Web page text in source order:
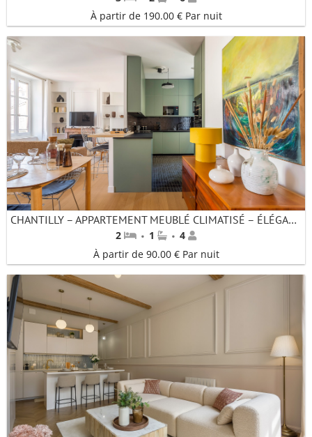
À partir de 190.00 € Par nuit
CHANTILLY – APPARTEMENT MEUBLÉ CLIMATISÉ – ÉLÉGANCE ET CONFORT AU CŒUR DE LYON 2ÈME
2 · 1 · 4
À partir de 90.00 € Par nuit